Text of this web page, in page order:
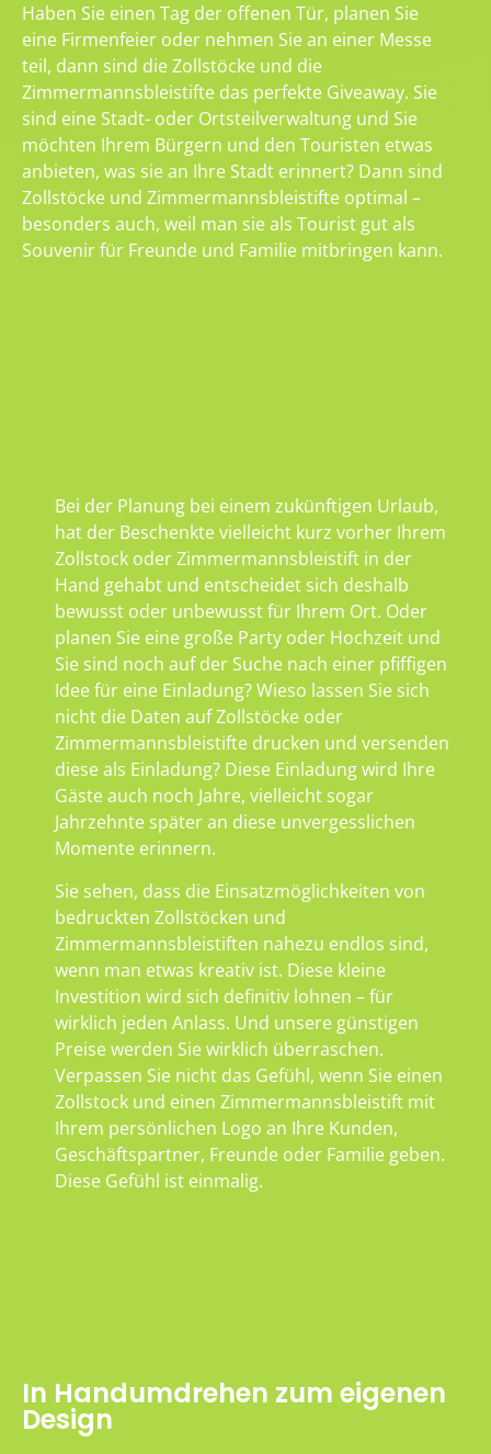
Haben Sie einen Tag der offenen Tür, planen Sie
eine Firmenfeier oder nehmen Sie an einer Messe
teil, dann sind die Zollstöcke und die
Zimmermannsbleistifte das perfekte Giveaway. Sie
sind eine Stadt- oder Ortsteilverwaltung und Sie
möchten Ihrem Bürgern und den Touristen etwas
anbieten, was sie an Ihre Stadt erinnert? Dann sind
Zollstöcke und Zimmermannsbleistifte optimal –
besonders auch, weil man sie als Tourist gut als
Souvenir für Freunde und Familie mitbringen kann.
Bei der Planung bei einem zukünftigen Urlaub,
hat der Beschenkte vielleicht kurz vorher Ihrem
Zollstock oder Zimmermannsbleistift in der
Hand gehabt und entscheidet sich deshalb
bewusst oder unbewusst für Ihrem Ort. Oder
planen Sie eine große Party oder Hochzeit und
Sie sind noch auf der Suche nach einer pfiffigen
Idee für eine Einladung? Wieso lassen Sie sich
nicht die Daten auf Zollstöcke oder
Zimmermannsbleistifte drucken und versenden
diese als Einladung? Diese Einladung wird Ihre
Gäste auch noch Jahre, vielleicht sogar
Jahrzehnte später an diese unvergesslichen
Momente erinnern.
Sie sehen, dass die Einsatzmöglichkeiten von
bedruckten Zollstöcken und
Zimmermannsbleistiften nahezu endlos sind,
wenn man etwas kreativ ist. Diese kleine
Investition wird sich definitiv lohnen – für
wirklich jeden Anlass. Und unsere günstigen
Preise werden Sie wirklich überraschen.
Verpassen Sie nicht das Gefühl, wenn Sie einen
Zollstock und einen Zimmermannsbleistift mit
Ihrem persönlichen Logo an Ihre Kunden,
Geschäftspartner, Freunde oder Familie geben.
Diese Gefühl ist einmalig.
In Handumdrehen zum eigenen
Design